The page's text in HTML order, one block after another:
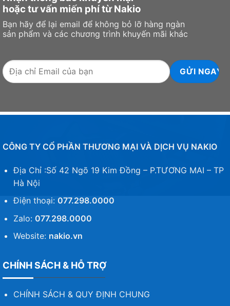
hoặc tư vấn miến phí từ Nakio
Bạn hãy để lại email để không bỏ lỡ hàng ngàn
sản phẩm và các chương trình khuyến mãi khác
CÔNG TY CỔ PHẦN THƯƠNG MẠI VÀ DỊCH VỤ NAKIO
Địa Chỉ :Số 42 Ngõ 19 Kim Đồng – P.TƯƠNG MAI – TP
Hà Nội
Điện thoại: 077.298.0000
Zalo: 077.298.0000
Website: nakio.vn
CHÍNH SÁCH & HỖ TRỢ
CHÍNH SÁCH & QUY ĐỊNH CHUNG